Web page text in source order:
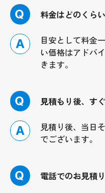
Q 料金はどのくら
A
目安として料金
い価格はアドバ
きます。
Q 見積もり後、す
A
見積り後、当日
でございます。
Q 電話でのお見積